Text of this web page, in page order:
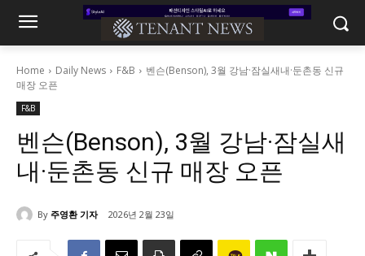
Home Daily News F&B
벤슨(Benson), 3월 강남·잠실새내·둔촌동 신규
매장 오픈
F&B
벤슨(Benson), 3월 강남·잠실새
내·둔촌동 신규 매장 오픈
By 주영환 기자 2026년 2월 23일